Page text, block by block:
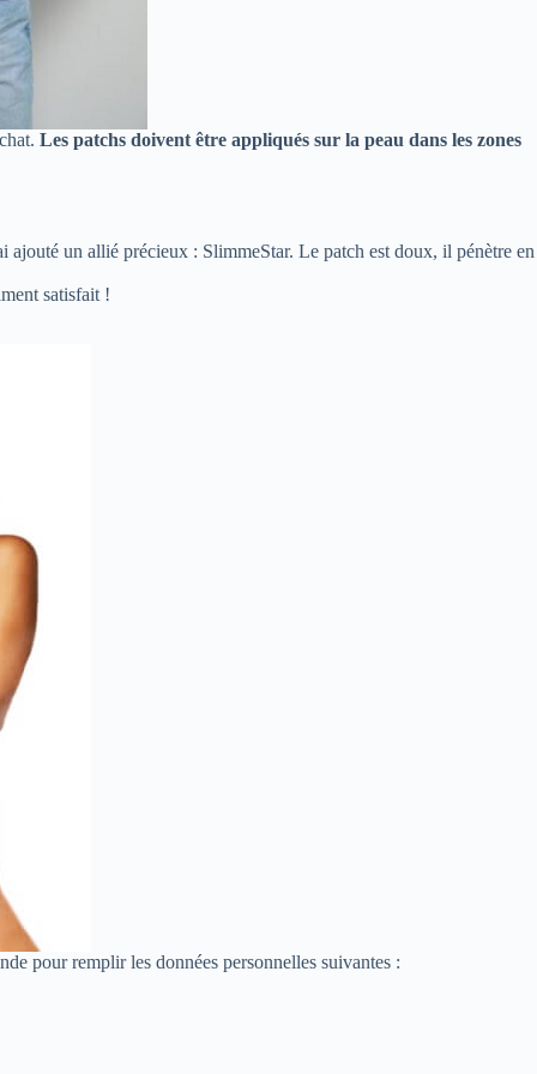
Les patchs doivent être appliqués sur la peau dans les zones
ajouté un allié précieux : SlimmeStar. Le patch est doux, il pénètre en
satisfait !
pour remplir les données personnelles suivantes :